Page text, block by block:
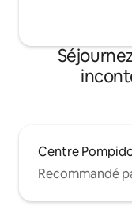
Centre
Recommandé